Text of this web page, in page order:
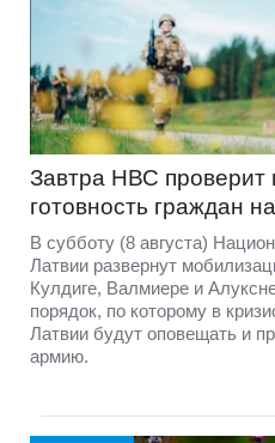
Завтра НВС
готовность граждан
В субботу (8 августа)
Латвии развернут
Кулдиге, Валмиере и
порядок, по которому в
Латвии будут оповещать и
армию.